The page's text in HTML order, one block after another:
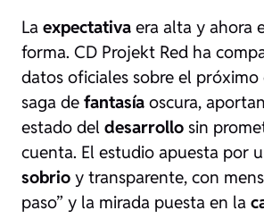
La expectativa era alta y ahora
forma. CD Projekt Red ha
datos oficiales sobre el
saga de fantasía oscura,
estado del desarrollo sin
cuenta. El estudio apuesta por
sobrio y transparente, con
paso” y la mirada puesta en la